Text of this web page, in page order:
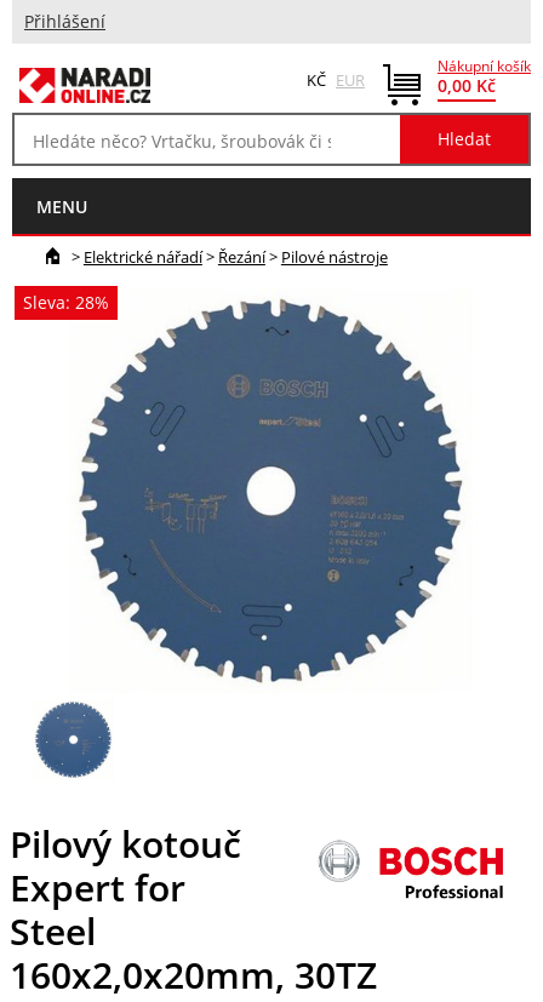
Přihlášení
Nákupní košík
0,00 Kč
KČ EUR
MENU
> Elektrické nářadí> Řezání> Pilové nástroje
Sleva: 28%
Pilový kotouč
Expert for
Steel
160x2,0x20mm, 30TZ